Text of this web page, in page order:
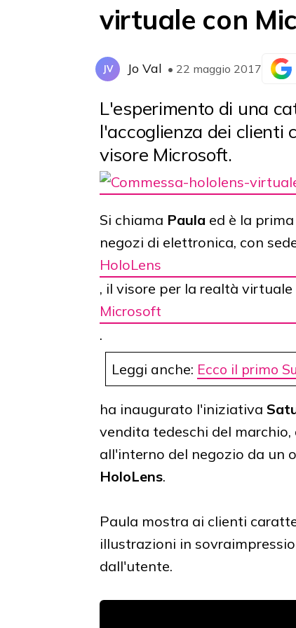
virtuale con
JV Jo Val • 22 maggio 2017
L'esperimento di una
l'accoglienza dei clienti
visore Microsoft.
Si chiama Paula ed è la
negozi di elettronica, con
HoloLens
, il visore per la realtà virtuale
Microsoft
.
Leggi anche: Ecco il primo
ha inaugurato l'iniziativa
vendita tedeschi del
all'interno del negozio da un
HoloLens.
Paula mostra ai clienti
illustrazioni in
dall'utente.